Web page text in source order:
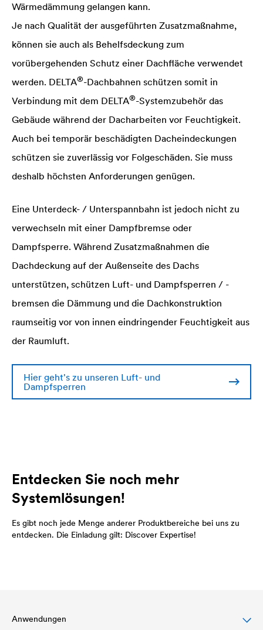
Wärmedämmung gelangen kann.
Je nach Qualität der ausgeführten Zusatzmaßnahme,
können sie auch als Behelfsdeckung zum
vorübergehenden Schutz einer Dachfläche verwendet
werden. DELTA®-Dachbahnen schützen somit in
Verbindung mit dem DELTA®-Systemzubehör das
Gebäude während der Dacharbeiten vor Feuchtigkeit.
Auch bei temporär beschädigten Dacheindeckungen
schützen sie zuverlässig vor Folgeschäden. Sie muss
deshalb höchsten Anforderungen genügen.
Eine Unterdeck- / Unterspannbahn ist jedoch nicht zu
verwechseln mit einer Dampfbremse oder
Dampfsperre. Während Zusatzmaßnahmen die
Dachdeckung auf der Außenseite des Dachs
unterstützen, schützen Luft- und Dampfsperren / -
bremsen die Dämmung und die Dachkonstruktion
raumseitig vor von innen eindringender Feuchtigkeit aus
der Raumluft.
Hier geht's zu unseren Luft- und
Dampfsperren
Entdecken Sie noch mehr
Systemlösungen!
Es gibt noch jede Menge anderer Produktbereiche bei uns zu
entdecken. Die Einladung gilt: Discover Expertise!
Anwendungen